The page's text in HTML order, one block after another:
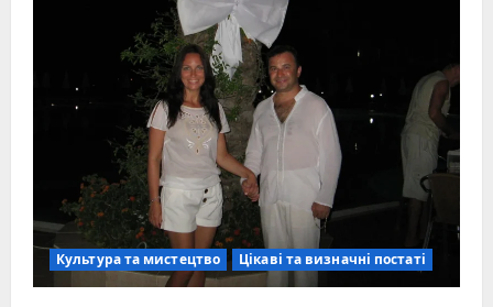
дерев’яне
свято
міцності
й
глибокого
коріння
Культура та мистецтво Цікаві та визначні постаті